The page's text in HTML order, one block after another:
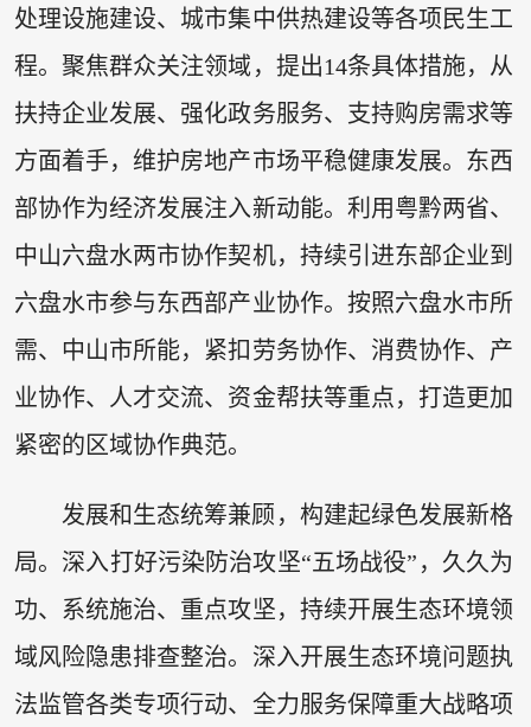
处理设施建设、城市集中供热建设等各项民生工
程。聚焦群众关注领域，提出14条具体措施，从
扶持企业发展、强化政务服务、支持购房需求等
方面着手，维护房地产市场平稳健康发展。东西
部协作为经济发展注入新动能。利用粤黔两省、
中山六盘水两市协作契机，持续引进东部企业到
六盘水市参与东西部产业协作。按照六盘水市所
需、中山市所能，紧扣劳务协作、消费协作、产
业协作、人才交流、资金帮扶等重点，打造更加
紧密的区域协作典范。
发展和生态统筹兼顾，构建起绿色发展新格
局。深入打好污染防治攻坚“五场战役”，久久为
功、系统施治、重点攻坚，持续开展生态环境领
域风险隐患排查整治。深入开展生态环境问题执
法监管各类专项行动、全力服务保障重大战略项